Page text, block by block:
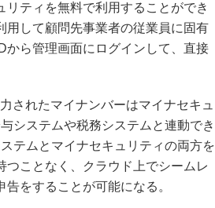
ティを無料で利用することができ
用して顧問先事業者の従業員に固有
から管理画面にログインして、直接
されたマイナンバーはマイナセキュ
システムや税務システムと連動でき
テムとマイナセキュリティの両方を
ことなく、クラウド上でシームレ
をすることが可能になる。